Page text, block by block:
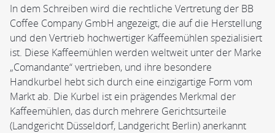
In dem Schreiben wird die rechtliche Vertretung der BB
Coffee Company GmbH angezeigt, die auf die Herstellung
und den Vertrieb hochwertiger Kaffeemühlen spezialisiert
ist. Diese Kaffeemühlen werden weltweit unter der Marke
„Comandante“ vertrieben, und ihre besondere
Handkurbel hebt sich durch eine einzigartige Form vom
Markt ab. Die Kurbel ist ein prägendes Merkmal der
Kaffeemühlen, das durch mehrere Gerichtsurteile
(Landgericht Düsseldorf, Landgericht Berlin) anerkannt